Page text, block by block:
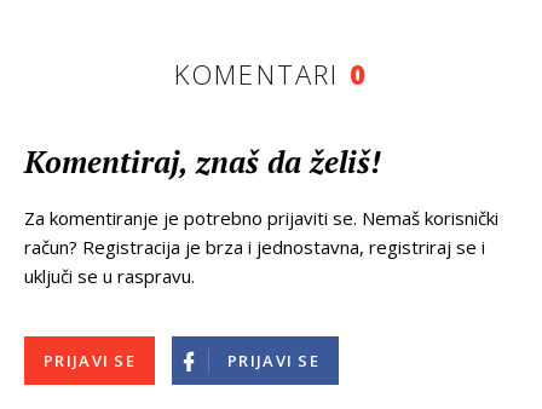
KOMENTARI 0
Komentiraj, znaš da želiš!
Za komentiranje je potrebno prijaviti se. Nemaš korisnički
račun? Registracija je brza i jednostavna, registriraj se i
uključi se u raspravu.
PRIJAVI SE PRIJAVI SE